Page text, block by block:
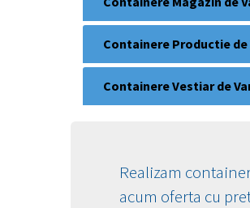
Containere Productie de
Containere Vestiar de
Realizam
acum oferta cu